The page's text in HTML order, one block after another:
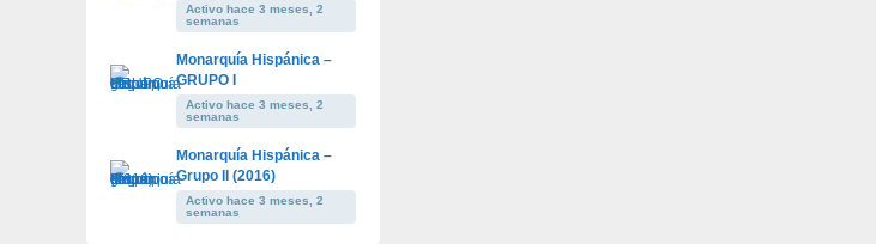
Activo hace 3 meses, 2
semanas
Monarquía Hispánica –
GRUPO I
Activo hace 3 meses, 2
semanas
Monarquía Hispánica –
Grupo II (2016)
Activo hace 3 meses, 2
semanas